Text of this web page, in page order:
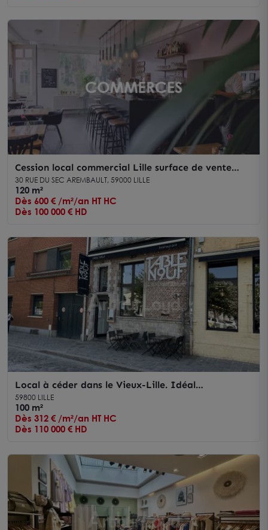
Cession local commercial Lille surface de vente
lumineuse centre-ville
30 RUE DU SEC AREMBAULT, 59000 LILLE
120 m²
Dès 600 € /m²/an HT HC
Dès 100 000 € HD
Local à céder dans le Vieux-Lille. Idéal
Restauration.
59800 LILLE
100 m²
Dès 312 € /m²/an HT HC
Dès 110 000 € HD